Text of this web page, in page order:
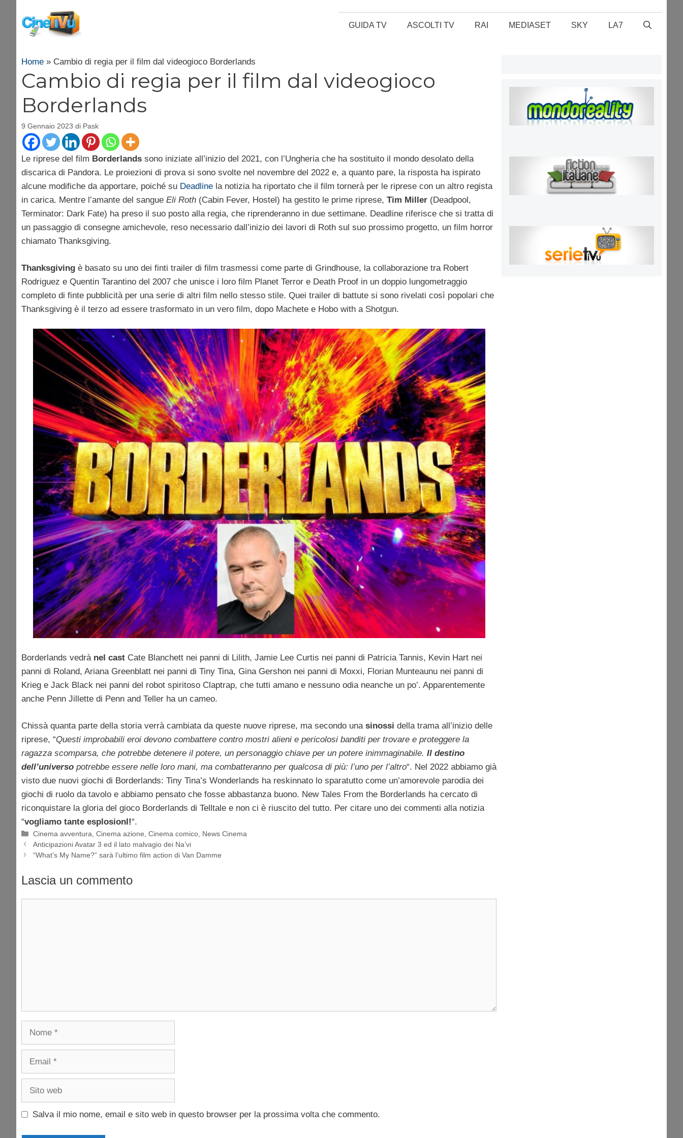
contenuto
GUIDA TV ASCOLTI TV RAI MEDIASET SKY LA7
Home » Cambio di regia per il film dal videogioco Borderlands
Cambio di regia per il film dal videogioco
Borderlands
9 Gennaio 2023 di Pask
Le riprese del film Borderlands sono iniziate all’inizio del 2021, con l’Ungheria che ha sostituito il mondo desolato della
discarica di Pandora. Le proiezioni di prova si sono svolte nel novembre del 2022 e, a quanto pare, la risposta ha ispirato
alcune modifiche da apportare, poiché su Deadline la notizia ha riportato che il film tornerà per le riprese con un altro regista
in carica. Mentre l’amante del sangue Eli Roth (Cabin Fever, Hostel) ha gestito le prime riprese, Tim Miller (Deadpool,
Terminator: Dark Fate) ha preso il suo posto alla regia, che riprenderanno in due settimane. Deadline riferisce che si tratta di
un passaggio di consegne amichevole, reso necessario dall’inizio dei lavori di Roth sul suo prossimo progetto, un film horror
chiamato Thanksgiving.
Thanksgiving è basato su uno dei finti trailer di film trasmessi come parte di Grindhouse, la collaborazione tra Robert
Rodriguez e Quentin Tarantino del 2007 che unisce i loro film Planet Terror e Death Proof in un doppio lungometraggio
completo di finte pubblicità per una serie di altri film nello stesso stile. Quei trailer di battute si sono rivelati così popolari che
Thanksgiving è il terzo ad essere trasformato in un vero film, dopo Machete e Hobo with a Shotgun.
Borderlands vedrà nel cast Cate Blanchett nei panni di Lilith, Jamie Lee Curtis nei panni di Patricia Tannis, Kevin Hart nei
panni di Roland, Ariana Greenblatt nei panni di Tiny Tina, Gina Gershon nei panni di Moxxi, Florian Munteaunu nei panni di
Krieg e Jack Black nei panni del robot spiritoso Claptrap, che tutti amano e nessuno odia neanche un po’. Apparentemente
anche Penn Jillette di Penn and Teller ha un cameo.
Chissà quanta parte della storia verrà cambiata da queste nuove riprese, ma secondo una sinossi della trama all’inizio delle
riprese, “Questi improbabili eroi devono combattere contro mostri alieni e pericolosi banditi per trovare e proteggere la
ragazza scomparsa, che potrebbe detenere il potere, un personaggio chiave per un potere inimmaginabile. Il destino
dell’universo potrebbe essere nelle loro mani, ma combatteranno per qualcosa di più: l’uno per l’altro“. Nel 2022 abbiamo già
visto due nuovi giochi di Borderlands: Tiny Tina’s Wonderlands ha reskinnato lo sparatutto come un’amorevole parodia dei
giochi di ruolo da tavolo e abbiamo pensato che fosse abbastanza buono. New Tales From the Borderlands ha cercato di
riconquistare la gloria del gioco Borderlands di Telltale e non ci è riuscito del tutto. Per citare uno dei commenti alla notizia
“vogliamo tante esplosionI!“.
Categorie
Cinema avventura ,Cinema azione ,Cinema comico News Cinema
Anticipazioni Avatar 3 ed il lato malvagio dei Na’vi
“What’s My Name?” sarà l’ultimo film action di Van Damme
Lascia un commento
Nome
Email
Sito
Salva il mio nome, email e sito web in questo browser per la prossima volta che commento.